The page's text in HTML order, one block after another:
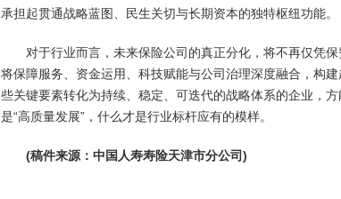
承担起贯通战略蓝图、民生关切与长期资本的独特枢纽功能。
对于行业而言，未来保险公司的真正分化，将不再仅凭
将保障服务、资金运用、科技赋能与公司治理深度融合，构
些关键要素转化为持续、稳定、可迭代的战略体系的企业，
是“高质量发展”，什么才是行业标杆应有的模样。
(稿件来源：中国人寿寿险天津市分公司)